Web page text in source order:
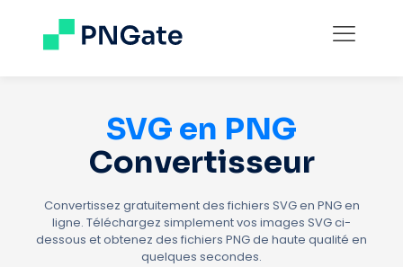
SVG en PNG
Convertisseur
Convertissez gratuitement des fichiers SVG en PNG en
ligne. Téléchargez simplement vos images SVG ci-
dessous et obtenez des fichiers PNG de haute qualité en
quelques secondes.